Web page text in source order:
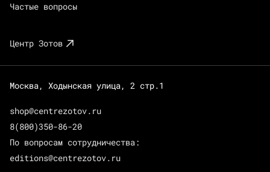
Частые вопросы
Центр Зотов
Москва, Ходынская улица, 2 стр.1
shop@centrezotov.ru
8(800)350-86-20
По вопросам сотрудничества:
editions@centrezotov.ru